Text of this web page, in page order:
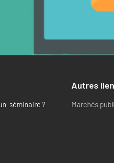
séminaire ?
Autres
Marchés